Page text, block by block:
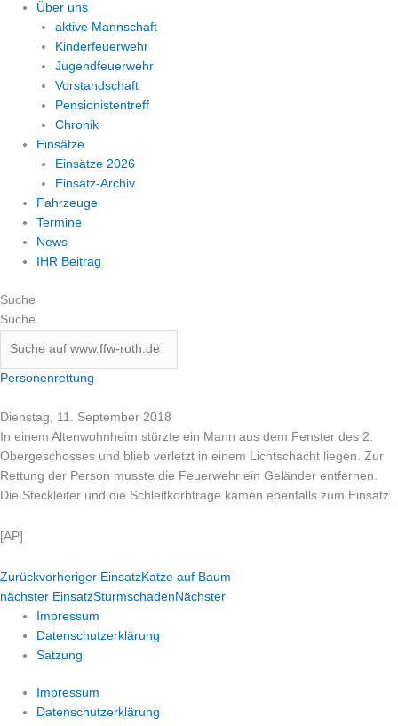
Über uns
aktive Mannschaft
Kinderfeuerwehr
Jugendfeuerwehr
Vorstandschaft
Pensionistentreff
Chronik
Einsätze
Einsätze 2026
Einsatz-Archiv
Fahrzeuge
Termine
News
IHR Beitrag
Suche
Suche
Personenrettung
Dienstag, 11. September 2018
In einem Altenwohnheim stürzte ein Mann aus dem Fenster des 2.
Obergeschosses und blieb verletzt in einem Lichtschacht liegen. Zur
Rettung der Person musste die Feuerwehr ein Geländer entfernen.
Die Steckleiter und die Schleifkorbtrage kamen ebenfalls zum Einsatz.
[AP]
Zurückvorheriger EinsatzKatze auf Baum
nächster EinsatzSturmschaden Nächster
Impressum
Datenschutzerklärung
Satzung
Impressum
Datenschutzerklärung